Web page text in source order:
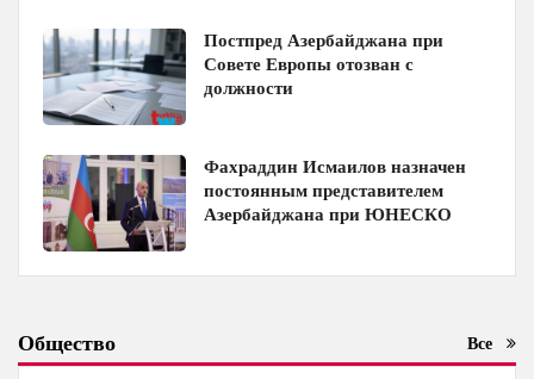
Постпред Азербайджана при
Совете Европы отозван с
должности
Фахраддин Исмаилов назначен
постоянным представителем
Азербайджана при ЮНЕСКО
Общество Все